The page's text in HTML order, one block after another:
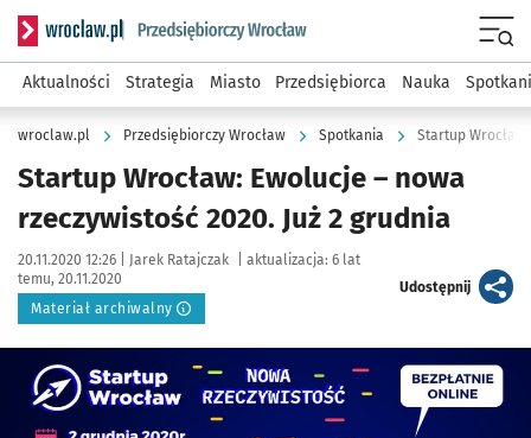
Serwis informacyjny wroclaw.pl podserwis: Strategia
Aktualności Strategia Miasto Przedsiębiorca Nauka
wroclaw.pl Przedsiębiorczy Wrocław Spotkania Startup
Startup Wrocław: Ewolucje – nowa
rzeczywistość 2020. Już 2 grudnia
Data publikacji:
20.11.2020 12:26 | Autor:
Jarek Ratajczak aktualizacja: 6 lat
temu, 20.11.2020
Materiał archiwalny
Udostępnijartykuł
Kliknij, aby powiększyć